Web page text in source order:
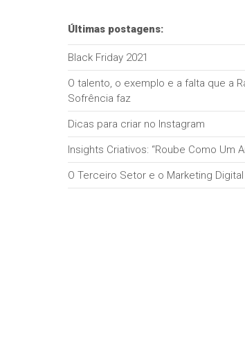
Últimas postagens:
Black Friday 2021
O talento, o exemplo e a falta que a
Sofrência faz
Dicas para criar no Instagram
Insights Criativos: “Roube Como Um
O Terceiro Setor e o Marketing Digital